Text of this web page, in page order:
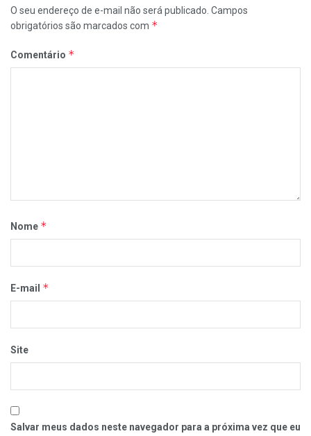
O seu endereço de e-mail não será publicado. Campos
obrigatórios são marcados com *
Comentário *
Nome *
E-mail *
Site
Salvar meus dados neste navegador para a próxima vez que eu